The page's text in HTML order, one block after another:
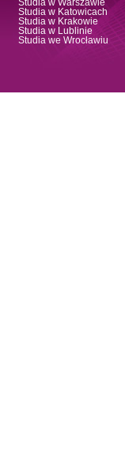
Studia w Warszawie
Studia w Katowicach
Studia w Krakowie
Studia w Lublinie
Studia we Wrocławiu